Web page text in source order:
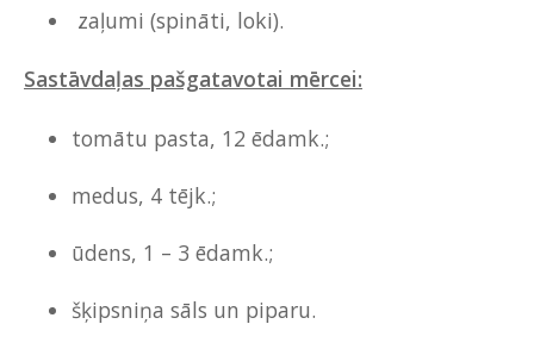
zaļumi (spināti, loki).
Sastāvdaļas pašgatavotai mērcei:
tomātu pasta, 12 ēdamk.;
medus, 4 tējk.;
ūdens, 1 – 3 ēdamk.;
šķipsniņa sāls un piparu.